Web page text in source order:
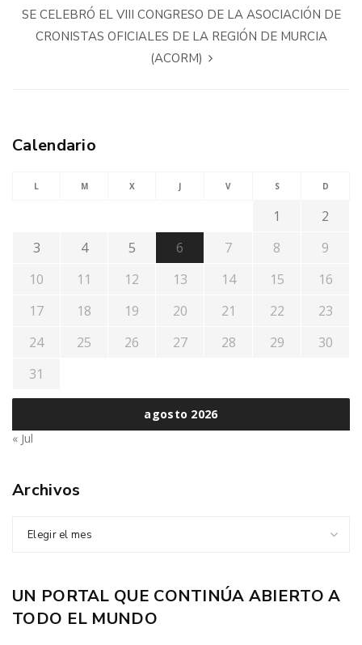
SE CELEBRÓ EL VIII CONGRESO DE LA ASOCIACIÓN DE
CRONISTAS OFICIALES DE LA REGIÓN DE MURCIA
(ACORM)
Calendario
agosto 2026
L M X J V S D
1
2
3
4 5 6 7 8
9
10
11 12 13 14 15
16
17
18 19 20 21 22
23
24
25 26 27 28 29
30
31
« Jul
Archivos
Elegir el mes
UN PORTAL QUE CONTINÚA ABIERTO A
TODO EL MUNDO